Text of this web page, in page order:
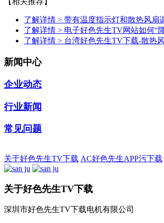
了解详情 > 带有温度指示灯和散热风扇
了解详情 > 电子好色先生TV网站如何“降温
了解详情 > 台湾好色先生TV下载-散热
新闻中心
企业动态
行业新闻
常见问题
关于好色先生TV下载 AC好色先生APP污下载
关于好色先生TV下载
深圳市好色先生TV下载电机有限公司